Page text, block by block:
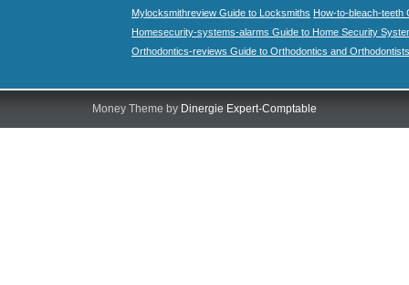
Mylocksmithreview Guide to Locksmiths How-to-bleach-teeth
Homesecurity-systems-alarms Guide to Home Security
Orthodontics-reviews Guide to Orthodontics and Orthodontists
Money Theme by Dinergie Expert-Comptable